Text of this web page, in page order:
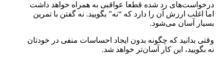
درخواست‌های رد شده قطعا عواقبی به همراه خواهد داشت
اما اغلب ارزش آن را دارد که “نه” بگویید. نه گفتن با تمرین
بسیار آسان می‌شود.
وقتی بدانید که چگونه بدون ایجاد احساسات منفی در خودتان
نه بگویید، این کار آسان‌تر خواهد شد.